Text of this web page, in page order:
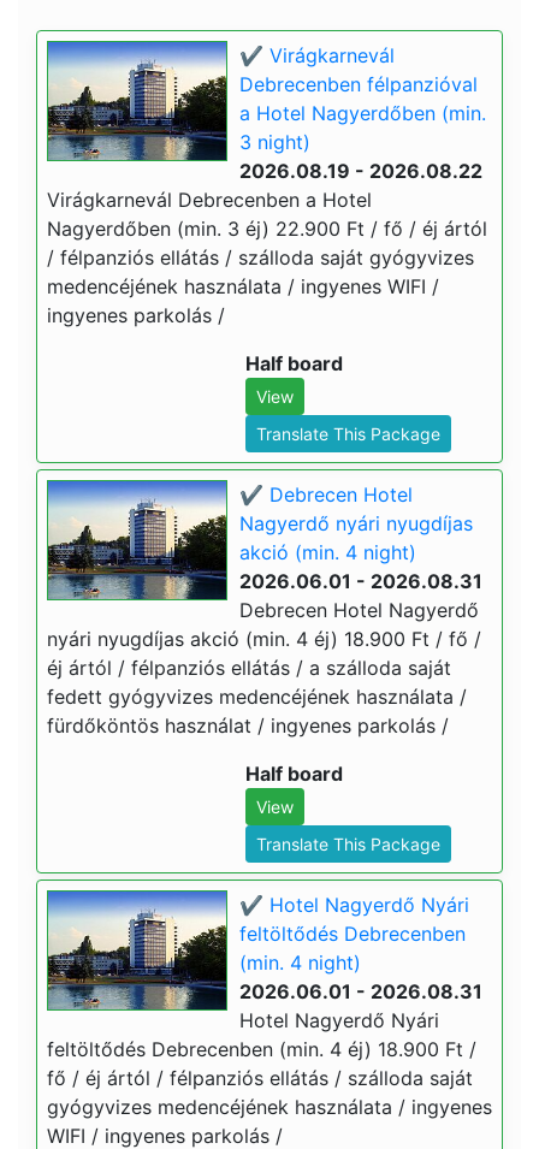
✔️ Virágkarnevál
Debrecenben félpanzióval
a Hotel Nagyerdőben (min.
3 night)
2026.08.19 - 2026.08.22
Virágkarnevál Debrecenben a Hotel
Nagyerdőben (min. 3 éj) 22.900 Ft / fő / éj ártól
/ félpanziós ellátás / szálloda saját gyógyvizes
medencéjének használata / ingyenes WIFI /
ingyenes parkolás /
Half board
View
Translate This Package
✔️ Debrecen Hotel
Nagyerdő nyári nyugdíjas
akció (min. 4 night)
2026.06.01 - 2026.08.31
Debrecen Hotel Nagyerdő
nyári nyugdíjas akció (min. 4 éj) 18.900 Ft / fő /
éj ártól / félpanziós ellátás / a szálloda saját
fedett gyógyvizes medencéjének használata /
fürdőköntös használat / ingyenes parkolás /
Half board
View
Translate This Package
✔️ Hotel Nagyerdő Nyári
feltöltődés Debrecenben
(min. 4 night)
2026.06.01 - 2026.08.31
Hotel Nagyerdő Nyári
feltöltődés Debrecenben (min. 4 éj) 18.900 Ft /
fő / éj ártól / félpanziós ellátás / szálloda saját
gyógyvizes medencéjének használata / ingyenes
WIFI / ingyenes parkolás /